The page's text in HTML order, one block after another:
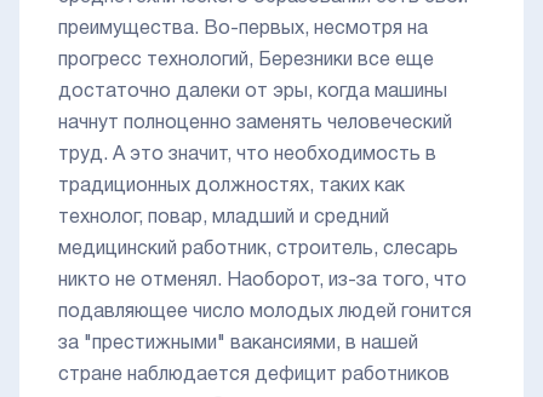
преимущества. Во-первых, несмотря на
прогресс технологий, Березники все еще
достаточно далеки от эры, когда машины
начнут полноценно заменять человеческий
труд. А это значит, что необходимость в
традиционных должностях, таких как
технолог, повар, младший и средний
медицинский работник, строитель, слесарь
никто не отменял. Наоборот, из-за того, что
подавляющее число молодых людей гонится
за "престижными" вакансиями, в нашей
стране наблюдается дефицит работников